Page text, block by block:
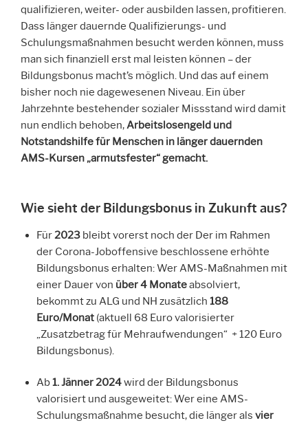
qualifizieren, weiter- oder ausbilden lassen, profitieren.
Dass länger dauernde Qualifizierungs- und
Schulungsmaßnahmen besucht werden können, muss
man sich finanziell erst mal leisten können – der
Bildungsbonus macht’s möglich. Und das auf einem
bisher noch nie dagewesenen Niveau. Ein über
Jahrzehnte bestehender sozialer Missstand wird damit
nun endlich behoben,Arbeitslosengeld und
Notstandshilfe für Menschen in länger dauernden
AMS-Kursen „armutsfester“ gemacht.
Wie sieht der Bildungsbonus in Zukunft aus?
Für2023bleibt vorerst noch der Der im Rahmen
der Corona-Joboffensive beschlossene erhöhte
Bildungsbonus erhalten: Wer AMS-Maßnahmen mit
einer Dauer von über 4 Monateabsolviert,
bekommt zu ALG und NH zusätzlich 188
Euro/Monat(aktuell 68 Euro valorisierter
„Zusatzbetrag für Mehraufwendungen“ + 120 Euro
Bildungsbonus).
Ab1. Jänner 2024wird der Bildungsbonus
valorisiert und ausgeweitet: Wer eine AMS-
Schulungsmaßnahme besucht, die länger als vier